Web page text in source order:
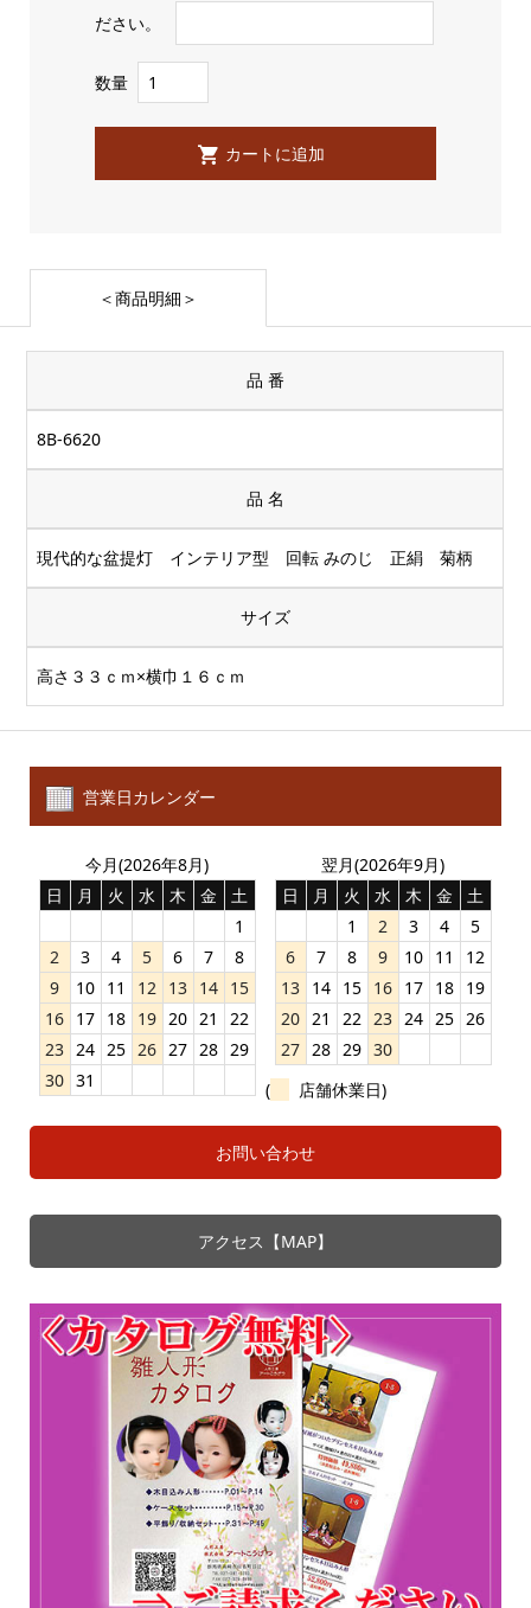
ださい。
数量
＜商品明細＞
品 番
8B-6620
品 名
現代的な盆提灯 インテリア型 回転 みのじ 正絹 菊柄
サイズ
高さ３３ｃｍ×横巾１６ｃｍ
営業日カレンダー
今月(2026年8月)
日
月 火 水 木 金
土
1
2
3 4 5 6 7
8
9
10 11 12 13 14 15
16 17 18 19 20 21
22
23 24 25 26 27 28 29
30 31
翌月(2026年9月)
日
月 火 水 木 金
土
1
2 3 4
5
6
7 8 9 10 11
12
13 14 15 16 17 18 19
20 21 22 23 24 25 26
27 28 29 30
(
店舗休業日)
お問い合わせ
アクセス【MAP】